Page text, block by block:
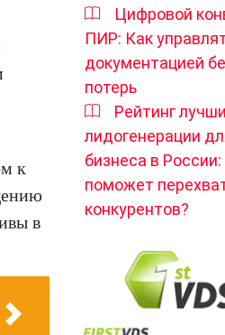
к
в
Цифровой
ПИР: Как
документацией
потерь
Рейтинг
лидогенерации
бизнеса в России:
поможет
конкурентов?